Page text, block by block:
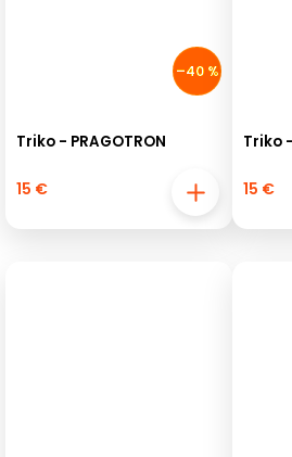
–40 %
Triko - PRAGOTRON
15 €
Triko
15 €